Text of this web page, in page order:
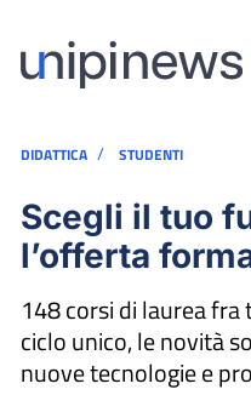
DIDATTICA / STUDENTI
Scegli il tuo
l’offerta
148 corsi di laurea
ciclo unico, le novità
nuove tecnologie e